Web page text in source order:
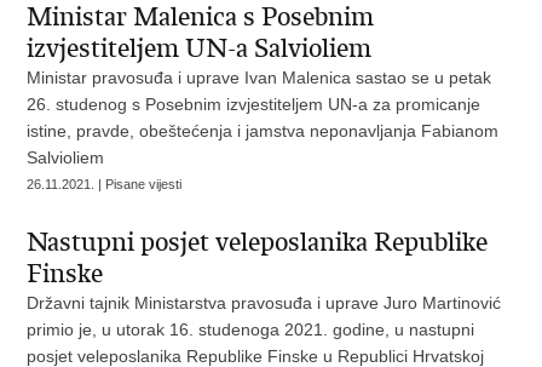
Ministar Malenica s Posebnim
izvjestiteljem UN-a Salvioliem
Ministar pravosuđa i uprave Ivan Malenica sastao se u petak
26. studenog s Posebnim izvjestiteljem UN-a za promicanje
istine, pravde, obeštećenja i jamstva neponavljanja Fabianom
Salvioliem
26.11.2021. | Pisane vijesti
Nastupni posjet veleposlanika Republike
Finske
Državni tajnik Ministarstva pravosuđa i uprave Juro Martinović
primio je, u utorak 16. studenoga 2021. godine, u nastupni
posjet veleposlanika Republike Finske u Republici Hrvatskoj